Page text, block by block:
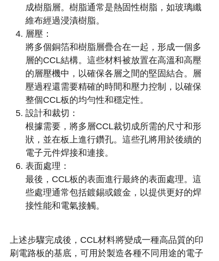
成樹脂層。樹脂通常是熱固性樹脂，如玻璃纖
維布經過浸漬樹脂。
層壓：
將多個銅箔和樹脂層疊合在一起，形成一個多
層的CCL結構。這些材料被放置在高溫和高壓
的層壓機中，以確保各層之間的堅固結合。層
壓過程還需要精確的時間和壓力控制，以確保
整個CCL板的均勻性和穩定性。
設計和裁切：
根據需要，將多層CCL裁切成所需的尺寸和形
狀，並在板上進行鑽孔。這些孔將用於後續的
電子元件焊接和連接。
表面處理：
最後，CCL板的表面進行最終的表面處理。這
些處理通常包括鍍錫或鍍金，以提供更好的焊
接性能和電氣接觸。
上述步驟完成後，CCL材料將變成一種高品質的印
刷電路板的基底，可用於製造各種不同用途的電子